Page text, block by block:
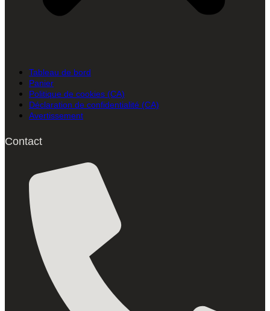
Tableau de bord
Panier
Politique de cookies (CA)
Déclaration de confidentialité (CA)
Avertissement
Contact